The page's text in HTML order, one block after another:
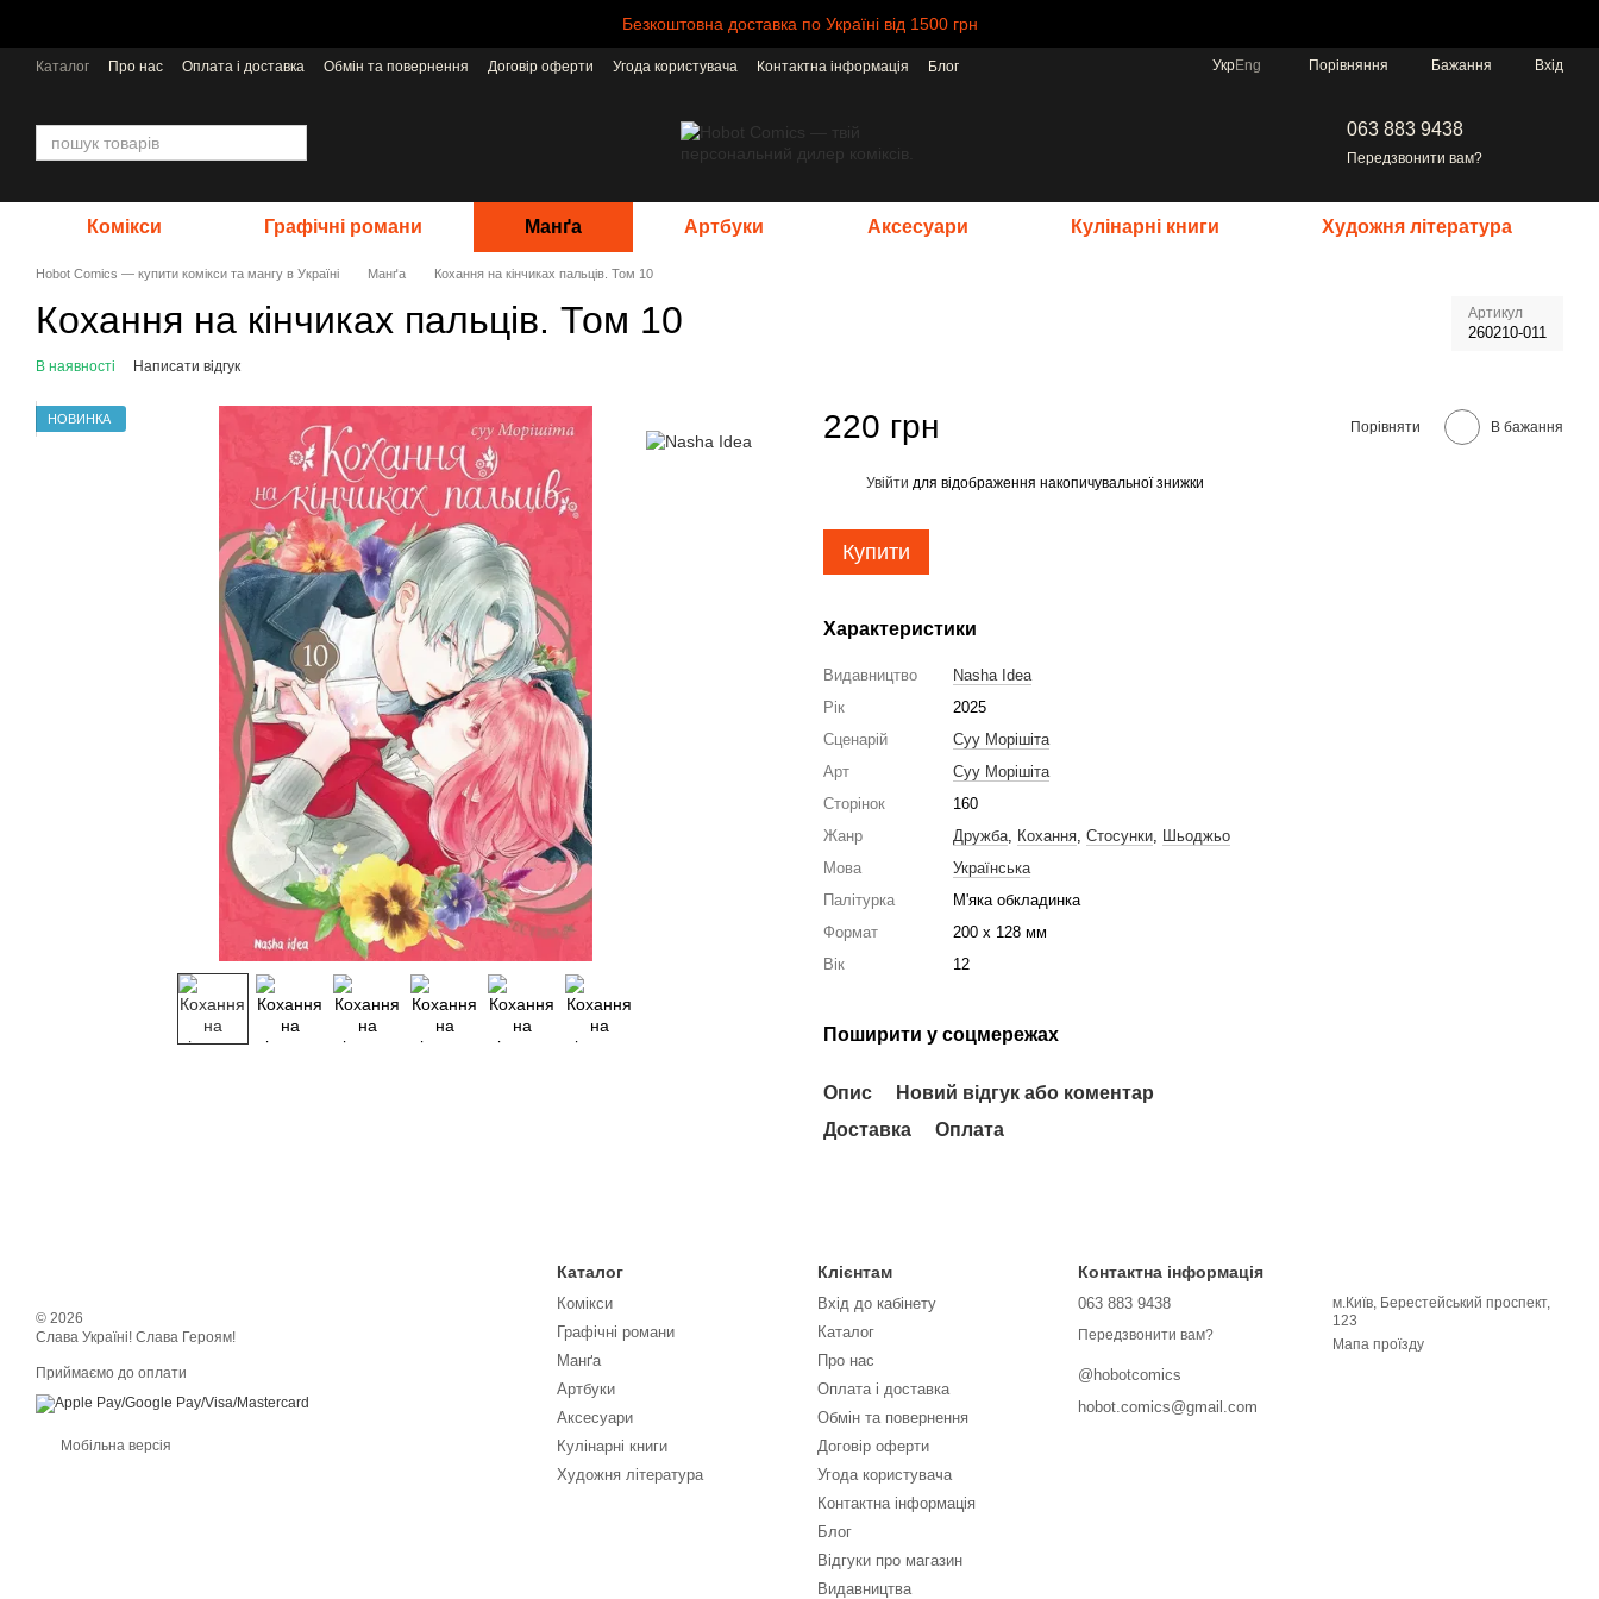
Безкоштовна доставка по Україні від 1500 грн
Каталог Про нас Оплата і доставка Обмін та повернення Договір оферти Угода користувача Контактна інформація
Блог
УкрEng Порівняння Бажання Вхід
063 883 9438
Передзвонити вам?
Комікси Графічні романи Манґа Артбуки Аксесуари Кулінарні книги Художня література
Hobot Comics — купити комікси та мангу в Україні Манґа Кохання на кінчиках пальців. Том 10
Кохання на кінчиках пальців. Том 10 Артикул
260210-011
В наявності Написати відгук
НОВИНКА 220 грн Порівняти В бажання
Увійти для відображення накопичувальної знижки
Купити
Характеристики
Видавництво
Nasha Idea
Рік
2025
Сценарій
Суу Морішіта
Арт
Суу Морішіта
Сторінок
160
Жанр
Дружба, Кохання, Стосунки, Шьоджьо
Мова
Українська
Палітурка
М'яка обкладинка
Формат
200 x 128 мм
Вік
12
Поширити у соцмережах
Опис
Новий відгук або коментар
Доставка
Оплата
© 2026
Слава Україні! Слава Героям!
Приймаємо до оплати
Мобільна версія
Каталог
Комікси
Графічні романи
Манґа
Артбуки
Аксесуари
Кулінарні книги
Художня література
Клієнтам
Вхід до кабінету
Каталог
Про нас
Оплата і доставка
Обмін та повернення
Договір оферти
Угода користувача
Контактна інформація
Блог
Відгуки про магазин
Видавництва
Контактна інформація
063 883 9438
Передзвонити вам?
@hobotcomics
hobot.comics@gmail.com
м.Київ, Берестейський проспект,
123
Мапа проїзду